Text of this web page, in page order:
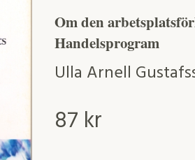
Om den
Handelsprogram
Ulla Arnell
87 kr